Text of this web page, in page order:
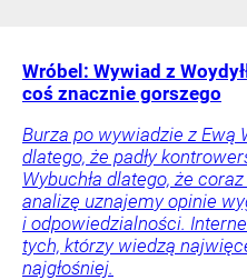
Wróbel: Wywiad z
coś znacznie gorszego
Burza po wywiadzie z Ewą
dlatego, że padły
Wybuchła dlatego, że
analizę uznajemy opinie
i odpowiedzialności.
tych, którzy wiedzą
najgłośniej.